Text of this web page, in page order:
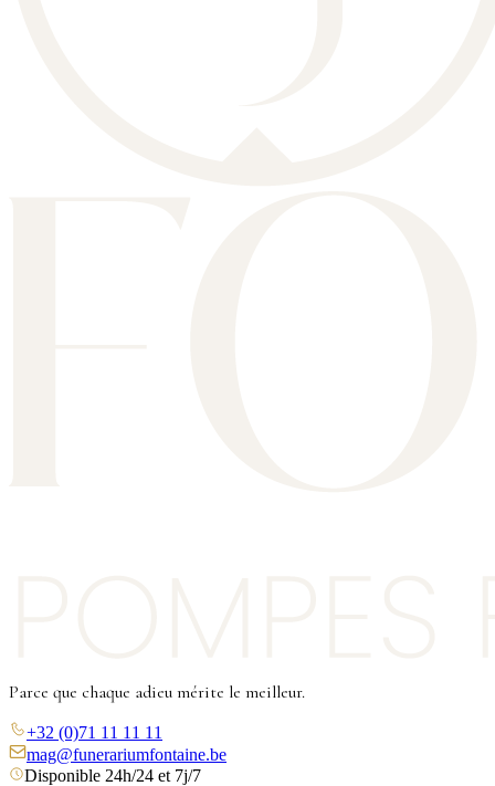
Parce que chaque adieu mérite le meilleur.
+32 (0)71 11 11 11
mag@funerariumfontaine.be
Disponible 24h/24 et 7j/7